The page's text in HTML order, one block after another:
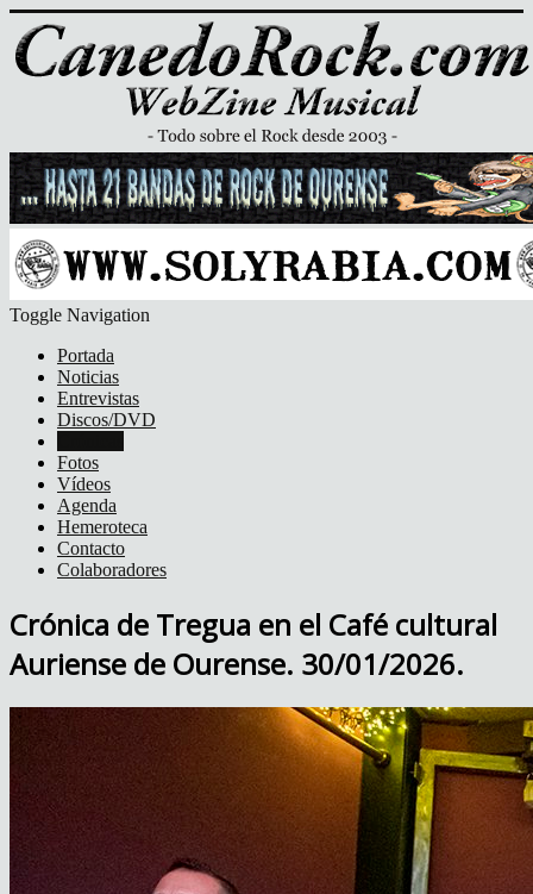
Toggle Navigation
Portada
Noticias
Entrevistas
Discos/DVD
Fotos
Vídeos
Agenda
Hemeroteca
Contacto
Colaboradores
Crónica de Tregua en el Café cultural
Auriense de Ourense. 30/01/2026.